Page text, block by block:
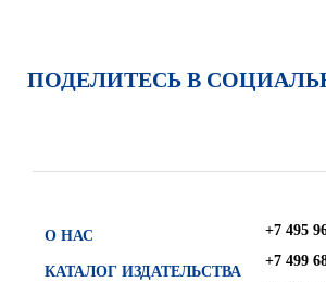
ПОДЕЛИТЕСЬ В
О НАС
КАТАЛОГ ИЗДАТЕЛЬСТВА
+7 495
+7 499